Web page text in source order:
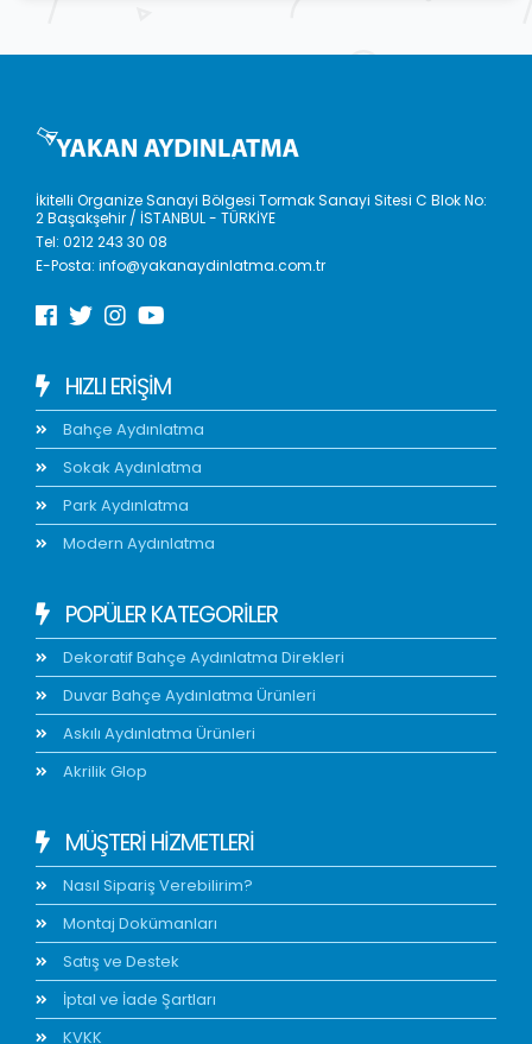
İkitelli Organize Sanayi Bölgesi Tormak Sanayi Sitesi C Blok No:
2 Başakşehir / İSTANBUL - TÜRKİYE
Tel:0212 243 30 08
E-Posta:info@yakanaydinlatma.com.tr
HIZLI ERIŞIM
Bahçe Aydınlatma
Sokak Aydınlatma
Park Aydınlatma
Modern Aydınlatma
POPÜLER KATEGORİLER
Dekoratif Bahçe Aydınlatma Direkleri
Duvar Bahçe Aydınlatma Ürünleri
Askılı Aydınlatma Ürünleri
Akrilik Glop
MÜŞTERİ HİZMETLERİ
Nasıl Sipariş Verebilirim?
Montaj Dokümanları
Satış ve Destek
İptal ve İade Şartları
KVKK